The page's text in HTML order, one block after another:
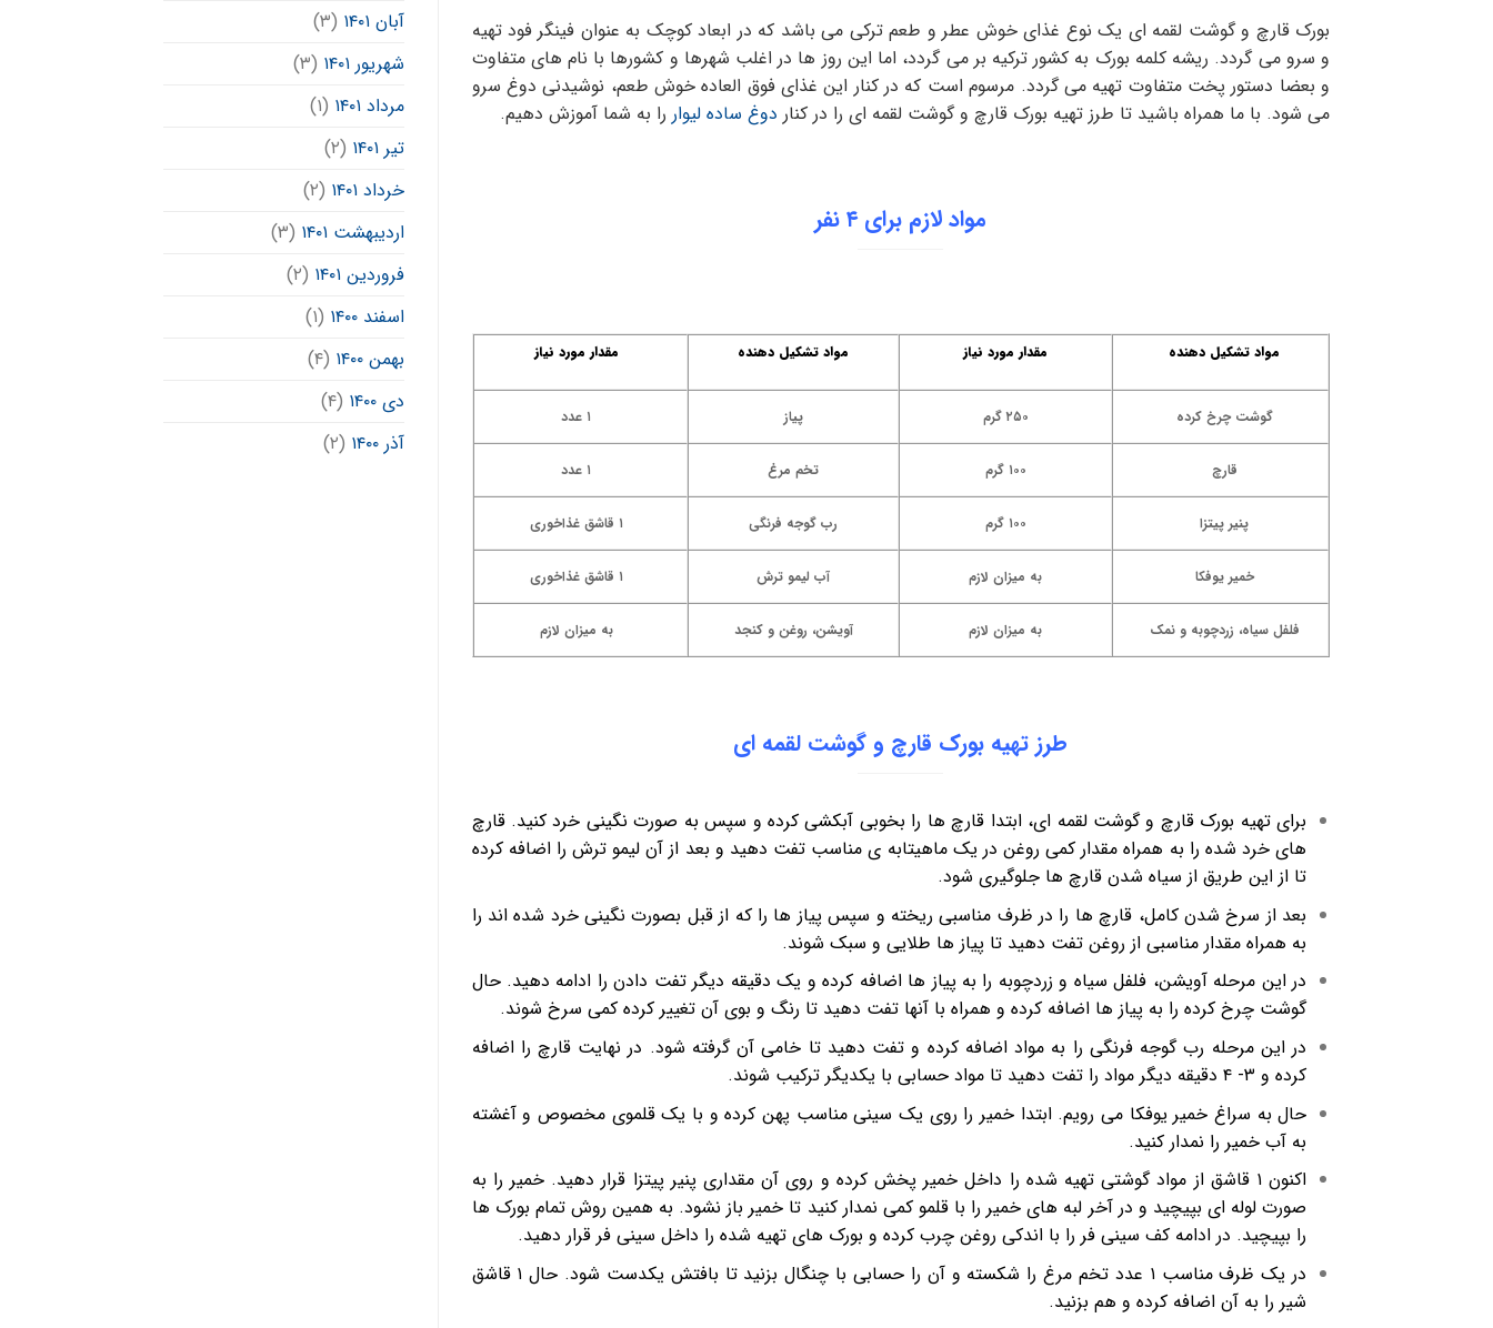
بورک قارچ و گوشت لقمه ای یک نوع غذای خوش عطر و طعم ترکی می باشد که در ابعاد کوچک به عنوان فینگر فود تهیه
و سرو می گردد. ریشه کلمه بورک به کشور ترکیه بر می گردد، اما این روز ها در اغلب شهرها و کشورها با نام های متفاوت
و بعضا دستور پخت متفاوت تهیه می گردد. مرسوم است که در کنار این غذای فوق العاده خوش طعم، نوشیدنی دوغ سرو
می شود. با ما همراه باشید تا طرز تهیه بورک قارچ و گوشت لقمه ای را در کنار دوغ ساده لیوار را به شما آموزش دهیم.
مواد لازم برای ۴ نفر
مواد تشکیل دهنده مقدار مورد نیاز مواد تشکیل دهنده مقدار مورد نیاز
گوشت چرخ کرده ۲۵۰ گرم پیاز ۱ عدد
قارچ ۱۰۰ گرم تخم مرغ ۱ عدد
پنیر پیتزا ۱۰۰ گرم رب گوجه فرنگی ۱ قاشق غذاخوری
خمیر یوفکا به میزان لازم آب لیمو ترش ۱ قاشق غذاخوری
فلفل سیاه، زردچوبه و نمک به میزان لازم آویشن، روغن و کنجد به میزان لازم
طرز تهیه بورک قارچ و گوشت لقمه ای
برای تهیه بورک قارچ و گوشت لقمه ای، ابتدا قارچ ها را بخوبی آبکشی کرده و سپس به صورت نگینی خرد کنید. قارچ
های خرد شده را به همراه مقدار کمی روغن در یک ماهیتابه ی مناسب تفت دهید و بعد از آن لیمو ترش را اضافه کرده
تا از این طریق از سیاه شدن قارچ ها جلوگیری شود.
بعد از سرخ شدن کامل، قارچ ها را در ظرف مناسبی ریخته و سپس پیاز ها را که از قبل بصورت نگینی خرد شده اند را
به همراه مقدار مناسبی از روغن تفت دهید تا پیاز ها طلایی و سبک شوند.
در این مرحله آویشن، فلفل سیاه و زردچوبه را به پیاز ها اضافه کرده و یک دقیقه دیگر تفت دادن را ادامه دهید. حال
گوشت چرخ کرده را به پیاز ها اضافه کرده و همراه با آنها تفت دهید تا رنگ و بوی آن تغییر کرده کمی سرخ شوند.
در این مرحله رب گوجه فرنگی را به مواد اضافه کرده و تفت دهید تا خامی آن گرفته شود. در نهایت قارچ را اضافه
کرده و ۳- ۴ دقیقه دیگر مواد را تفت دهید تا مواد حسابی با یکدیگر ترکیب شوند.
حال به سراغ خمیر یوفکا می رویم. ابتدا خمیر را روی یک سینی مناسب پهن کرده و با یک قلموی مخصوص و آغشته
به آب خمیر را نمدار کنید.
اکنون ۱ قاشق از مواد گوشتی تهیه شده را داخل خمیر پخش کرده و روی آن مقداری پنیر پیتزا قرار دهید. خمیر را به
صورت لوله ای بپیچید و در آخر لبه های خمیر را با قلمو کمی نمدار کنید تا خمیر باز نشود. به همین روش تمام بورک ها
را بپیچید. در ادامه کف سینی فر را با اندکی روغن چرب کرده و بورک های تهیه شده را داخل سینی فر قرار دهید.
در یک ظرف مناسب ۱ عدد تخم مرغ را شکسته و آن را حسابی با چنگال بزنید تا بافتش یکدست شود. حال ۱ قاشق
شیر را به آن اضافه کرده و هم بزنید.
آبان ۱۴۰۱
(۳)
شهریور ۱۴۰۱
(۳)
مرداد ۱۴۰۱
(۱)
تیر ۱۴۰۱
(۲)
خرداد ۱۴۰۱
(۲)
اردیبهشت ۱۴۰۱
(۳)
فروردین ۱۴۰۱
(۲)
اسفند ۱۴۰۰
(۱)
بهمن ۱۴۰۰
(۴)
دی ۱۴۰۰
(۴)
آذر ۱۴۰۰
(۲)